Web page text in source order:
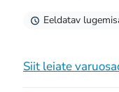
Eeldatav
Siit leiate